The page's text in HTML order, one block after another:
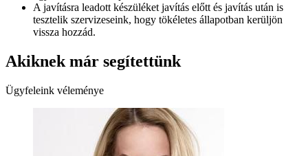
A javításra leadott készüléket javítás előtt és javítás után is
tesztelik szervizeseink, hogy tökéletes állapotban kerüljön
vissza hozzád.
Akiknek már segítettünk
Ügyfeleink véleménye